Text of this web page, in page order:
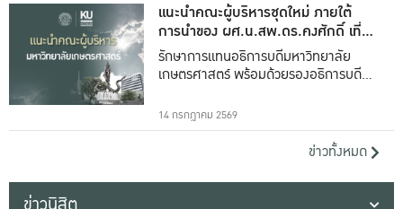
แนะนำคณะผู้บริหารชุดใหม่ ภายใต้
การนำของ ผศ.น.สพ.ดร.คงศักดิ์ เที่ยง
ธรรม
รักษาการแทนอธิการบดีมหาวิทยาลัย
เกษตรศาสตร์ พร้อมด้วยรองอธิการบดีทั้ง
14 กรกฎาคม 2569
ข่าวทั้งหมด